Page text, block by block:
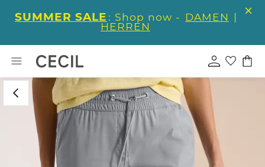
SUMMER SALE : Shop now - DAMEN |
HERREN